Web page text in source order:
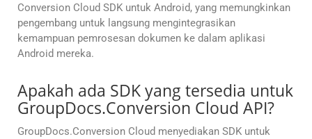
Conversion Cloud SDK untuk Android, yang memungkinkan
pengembang untuk langsung mengintegrasikan
kemampuan pemrosesan dokumen ke dalam aplikasi
Android mereka.
Apakah ada SDK yang tersedia untuk
GroupDocs.Conversion Cloud API?
GroupDocs.Conversion Cloud menyediakan SDK untuk